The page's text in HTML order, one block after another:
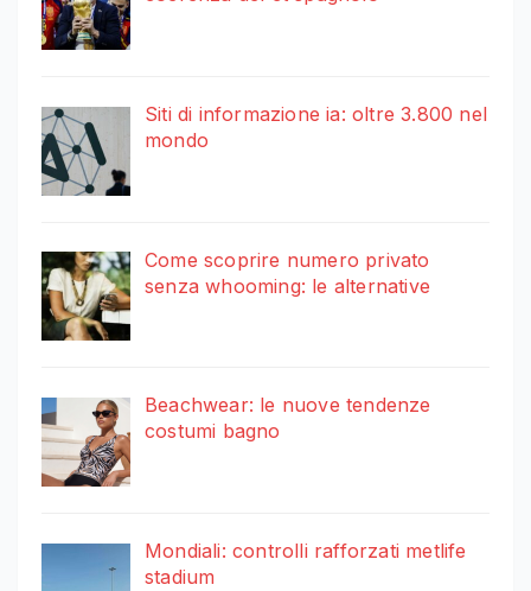
Siti di informazione ia: oltre 3.800 nel
mondo
Come scoprire numero privato
senza whooming: le alternative
Beachwear: le nuove tendenze
costumi bagno
Mondiali: controlli rafforzati metlife
stadium